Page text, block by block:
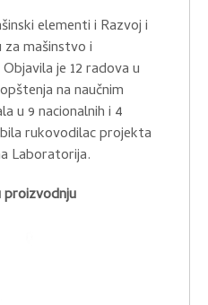
elementi i Razvoj i
mašinstvo i
je 12 radova u
na naučnim
u 9 nacionalnih i 4
rukovodilac projekta
Laboratorija.
proizvodnju